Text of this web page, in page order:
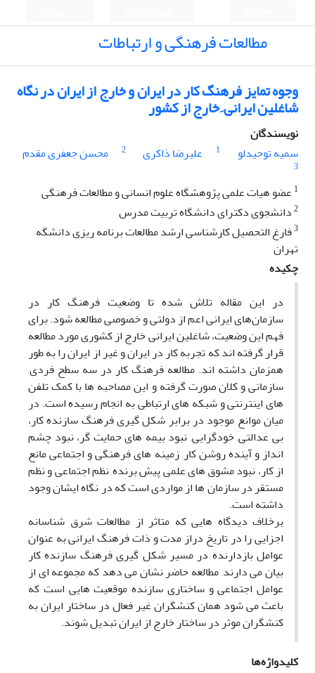
مطالعات فرهنگی و ارتباطات
وجوه تمایز فرهنگ کار در ایران و خارج از ایران در نگاه
شاغلین ایرانی ِ خارج از کشور
نویسندگان
سمیه توحیدلو
1 علیرضا ذاکری 2 محسن جعفری مقدم
3
1 عضو هیات علمی پژوهشگاه علوم انسانی و مطالعات فرهنگی
2دانشجوی دکترای دانشگاه تربیت مدرس
3فارغ التحصیل کارشناسی ارشد مطالعات برنامه ریزی دانشگه
تهران
چکیده
در این مقاله تلاش شده تا وضعیت فرهنگ کار در
سازمان‌های ایرانی اعم از دولتی و خصوصی مطالعه شود. برای
فهم این وضعیت، شاغلین ایرانی خارج از کشوری مورد مطالعه
قرار گرفته اند که تجربه کار در ایران و غیر از ایران را به طور
همزمان داشته اند. مطالعه فرهنگ کار در سه سطح فردی,
سازمانی و کلان صورت گرفته و این مصاحبه ها با کمک تلفن
های اینترنتی و شبکه های ارتباطی به انجام رسیده است. در
میان موانع موجود در برابر شکل گیری فرهنگ سازنده کار،
بی عدالتی, خودگرایی, نبود بیمه های حمایت گر، نبود چشم
انداز و آینده روشن کار, زمینه های فرهنگی و اجتماعی مانع
از کار، نبود مشوق های علمی پیش برنده, نظم اجتماعی و نظم
مستقر در سازمان ها از مواردی است که در نگاه ایشان وجود
داشته است.
برخلاف دیدگاه هایی که متاثر از مطالعات شرق شناسانه
اجزایی را در تاریخ دراز مدت و ذات فرهنگ ایرانی به عنوان
عوامل بازدارنده در مسیر شکل گیری فرهنگ سازنده کار
بیان می دارند, مطالعه حاضر نشان می دهد که مجموعه ای از
عوامل اجتماعی و ساختاری سازنده موقعیت هایی است که
باعث می شود همان کنشگران غیر فعال در ساختار ایران به
کنشگران موثر در ساختار خارج از ایران تبدیل شوند.
کلیدواژه‌ها